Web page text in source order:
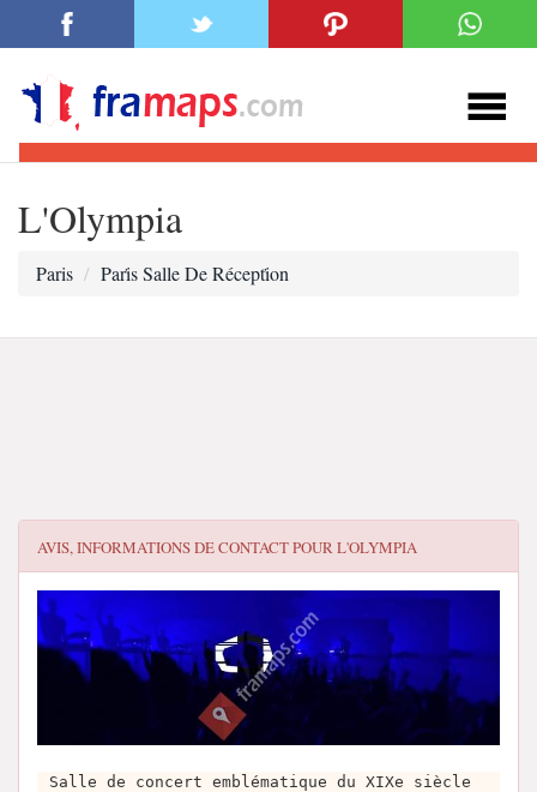
L'Olympia
Paris Pari̇s Salle De Récepti̇on
AVIS, INFORMATIONS DE CONTACT POURL'OLYMPIA
Salle de concert emblématique du XIXe siècle